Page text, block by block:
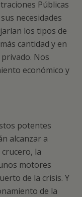
Públicas
necesidades
los tipos de
cantidad y en
Nos
económico y
potentes
alcanzar a
la
motores
de la crisis. Y
de la